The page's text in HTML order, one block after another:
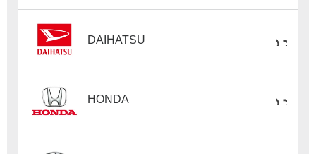
DAIHATSU
HONDA